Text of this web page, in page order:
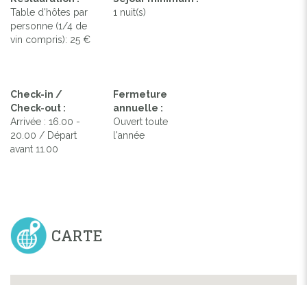
Table d'hôtes par
personne (1/4 de
vin compris): 25 €
1 nuit(s)
Check-in /
Check-out :
Arrivée : 16.00 -
20.00 / Départ
avant 11.00
Fermeture
annuelle :
Ouvert toute
l'année
CARTE